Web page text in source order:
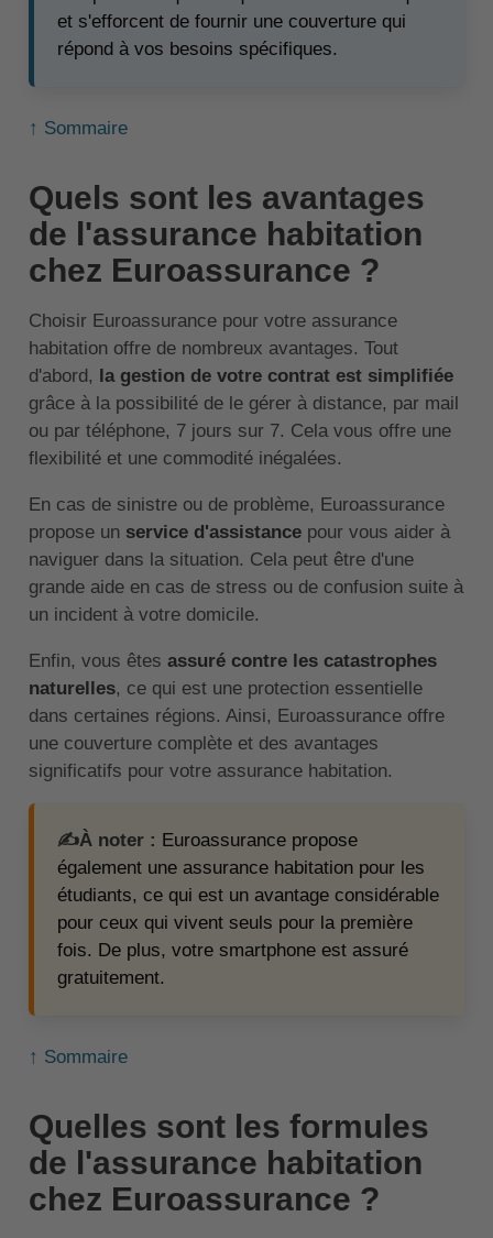
et s'efforcent de fournir une couverture qui
répond à vos besoins spécifiques.
↑ Sommaire
Quels sont les avantages
de l'assurance habitation
chez Euroassurance ?
Choisir Euroassurance pour votre assurance
habitation offre de nombreux avantages. Tout
d'abord,
la gestion de votre contrat est simplifiée
grâce à la possibilité de le gérer à distance, par mail
ou par téléphone, 7 jours sur 7. Cela vous offre une
flexibilité et une commodité inégalées.
En cas de sinistre ou de problème, Euroassurance
propose un service d'assistancepour vous aider à
naviguer dans la situation. Cela peut être d'une
grande aide en cas de stress ou de confusion suite à
un incident à votre domicile.
Enfin, vous êtes assuré contre les catastrophes
naturelles, ce qui est une protection essentielle
dans certaines régions. Ainsi, Euroassurance offre
une couverture complète et des avantages
significatifs pour votre assurance habitation.
✍️À noter : Euroassurance propose
également une assurance habitation pour les
étudiants, ce qui est un avantage considérable
pour ceux qui vivent seuls pour la première
fois. De plus, votre smartphone est assuré
gratuitement.
↑ Sommaire
Quelles sont les formules
de l'assurance habitation
chez Euroassurance ?